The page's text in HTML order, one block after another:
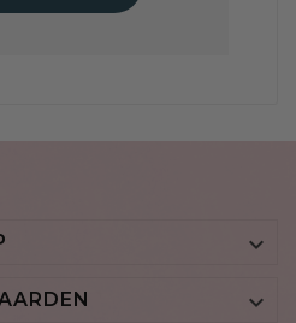

